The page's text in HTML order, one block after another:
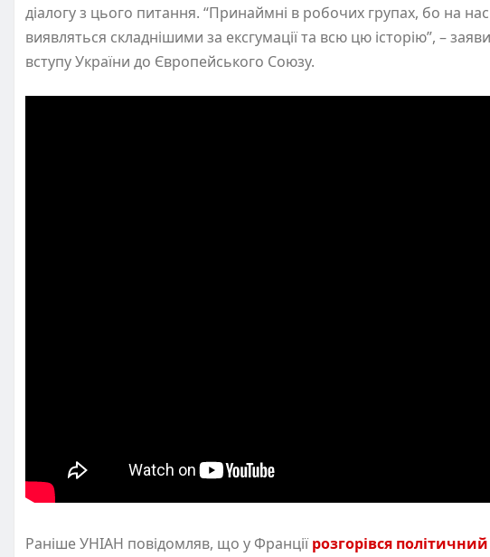
діалогу з цього питання. “Принаймні в робочих групах, бо на
виявляться складнішими за ексгумації та всю цю історію”, –
вступу України до Європейського Союзу.
Раніше УНІАН повідомляв, що у Франції розгорівся